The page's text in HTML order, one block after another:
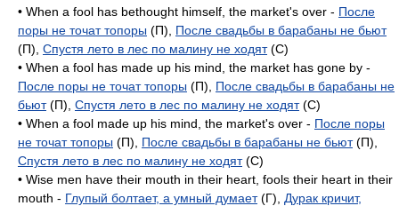
• When a fool has bethought himself, the market's over - После
поры не точат топоры (П), После свадьбы в барабаны не бьют
(П), Спустя лето в лес по малину не ходят(C)
• When a fool has made up his mind, the market has gone by -
После поры не точат топоры (П), После свадьбы в барабаны не
бьют(П), Спустя лето в лес по малину не ходят(C)
• When a fool made up his mind, the market's over - После поры
не точат топоры (П), После свадьбы в барабаны не бьют(П),
Спустя лето в лес по малину не ходят(C)
• Wise men have their mouth in their heart, fools their heart in their
mouth - Глупый болтает, а умный думает(Г), Дурак кричит,